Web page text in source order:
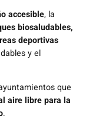
accesible, la
biosaludables,
deportivas
y el
que
aire libre para la
.